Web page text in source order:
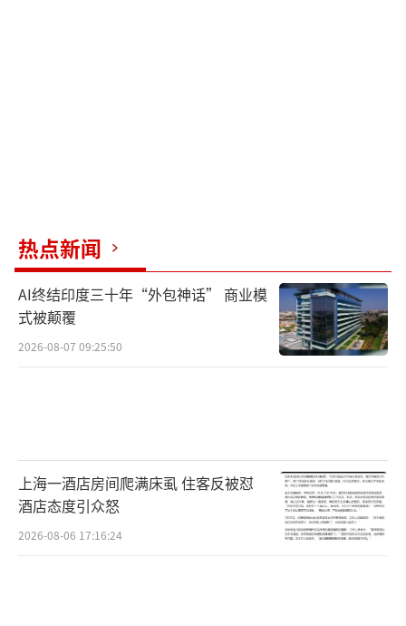
热点新闻
AI终结印度三十年“外包神话” 商业模
式被颠覆
2026-08-07 09:25:50
上海一酒店房间爬满床虱 住客反被怼
酒店态度引众怒
2026-08-06 17:16:24